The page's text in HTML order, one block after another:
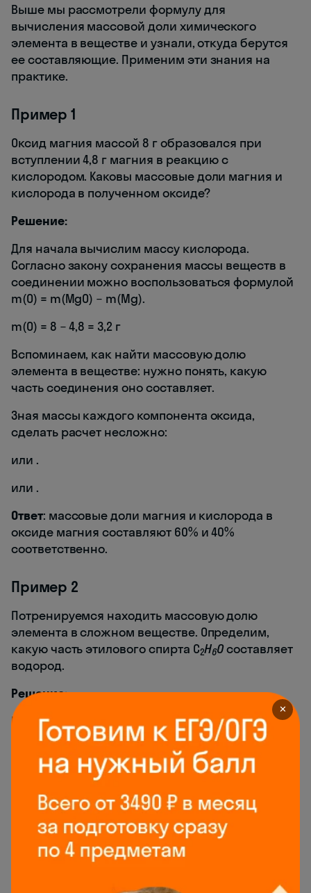
Выше мы рассмотрели формулу для
вычисления массовой доли химического
элемента в веществе и узнали, откуда берутся
ее составляющие. Применим эти знания на
практике.
Пример 1
Оксид магния массой 8 г образовался при
вступлении 4,8 г магния в реакцию с
кислородом. Каковы массовые доли магния и
кислорода в полученном оксиде?
Решение:
Для начала вычислим массу кислорода.
Согласно закону сохранения массы веществ в
соединении можно воспользоваться формулой
m(O) = m(MgO) − m(Mg).
m(O) = 8 − 4,8 = 3,2 г
Вспоминаем, как найти массовую долю
элемента в веществе: нужно понять, какую
часть соединения оно составляет.
Зная массы каждого компонента оксида,
сделать расчет несложно:
или .
или .
Ответ: массовые доли магния и кислорода в
оксиде магния составляют 60% и 40%
соответственно.
Пример 2
Потренируемся находить массовую долю
элемента в сложном веществе. Определим,
какую часть этилового спирта С2H6Oсоставляет
водород.
Решение:
В данном случае у нас нет конкретных указаний
на массы элементов или всего вещества. Но мы
можем воспользоваться другой формулой
массовой доли в химии, которая позволяет
, значит .
Согласно таблице Менделеева относительная
атомная масса водорода равна единице.
✕